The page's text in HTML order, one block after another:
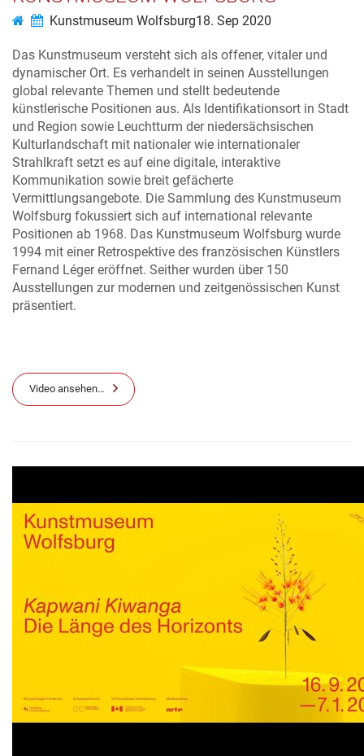
Kunstmuseum Wolfsburg18. Sep 2020
Das Kunstmuseum versteht sich als offener, vitaler und
dynamischer Ort. Es verhandelt in seinen Ausstellungen
global relevante Themen und stellt bedeutende
künstlerische Positionen aus. Als Identifikationsort in Stadt
und Region sowie Leuchtturm der niedersächsischen
Kulturlandschaft mit nationaler wie internationaler
Strahlkraft setzt es auf eine digitale, interaktive
Kommunikation sowie breit gefächerte
Vermittlungsangebote. Die Sammlung des Kunstmuseum
Wolfsburg fokussiert sich auf international relevante
Positionen ab 1968. Das Kunstmuseum Wolfsburg wurde
1994 mit einer Retrospektive des französischen Künstlers
Fernand Léger eröffnet. Seither wurden über 150
Ausstellungen zur modernen und zeitgenössischen Kunst
präsentiert.
Video ansehen…